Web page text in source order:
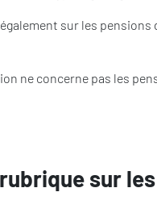
sur les
ne concerne pas les
sur